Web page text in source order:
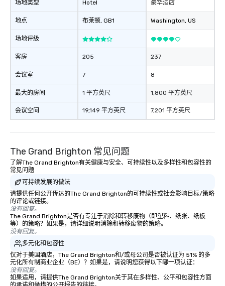
场地类型
地点
场地评级
客房
会议室
最大的房间
会议空间
Hotel
布莱顿, GB1
205
7
1 平方英尺
19,149 平方英尺
豪华酒店
Washington, US
237
8
1,800 平方英尺
7,201 平方英尺
The Grand Brighton 常见问题
了解The Grand Brighton有关健康与安全、可持续性以及多样性和包容性的
常见问题
可持续发展的做法
请提供任何公开传达的The Grand Brighton的可持续性或社会影响目标/策略
的评论或链接。
没有回复。
The Grand Brighton是否有专注于消除和转移废物（即塑料、纸张、纸板
等）的策略？如果是，请详细说明消除和转移废物的策略。
没有回复。
多元化和包容性
仅对于美国酒店，The Grand Brighton和/或母公司是否被认证为 51% 的多
元化所有制商业企业（BE）？如果是，请说明您获得以下哪一项认证：
没有回复。
如果适用，请提供The Grand Brighton关于其在多样性、公平和包容性方面